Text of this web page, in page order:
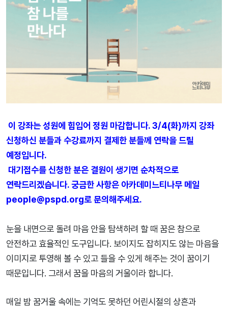
이 강좌는 성원에 힘입어 정원 마감합니다. 3/4(화)까지 강좌
신청하신 분들과 수강료까지 결제한 분들께 연락을 드릴
예정입니다.
대기접수를 신청한 분은 결원이 생기면 순차적으로
연락드리겠습니다. 궁금한 사항은 아카데미느티나무 메일
people@pspd.org로 문의해주세요.
눈을 내면으로 돌려 마음 안을 탐색하려 할 때 꿈은 참으로
안전하고 효율적인 도구입니다. 보이지도 잡히지도 않는 마음을
이미지로 투영해 볼 수 있고 들을 수 있게 해주는 것이 꿈이기
때문입니다. 그래서 꿈을 마음의 거울이라 합니다.
매일 밤 꿈거울 속에는 기억도 못하던 어린시절의 상흔과